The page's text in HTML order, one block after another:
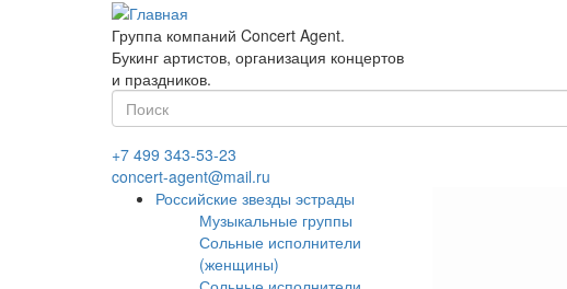
Группа компаний Concert Agent.
Букинг артистов, организация концертов
и праздников.
Форма
поиска
+7 499 343-53-23
concert-agent@mail.ru
Российские звезды эстрады
Музыкальные группы
Сольные исполнители
(женщины)